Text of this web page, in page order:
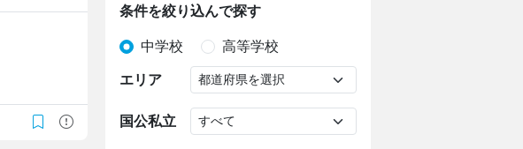
条件を絞り込んで探す
中学校 高等学校
エリア
国公私立